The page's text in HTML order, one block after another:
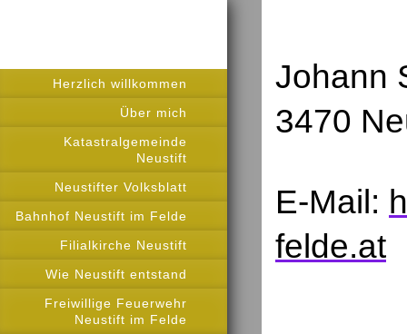
Herzlich willkommen
Über mich
Katastralgemeinde
Neustift
Neustifter Volksblatt
Bahnhof Neustift im Felde
Filialkirche Neustift
Wie Neustift entstand
Freiwillige Feuerwehr
Neustift im Felde
Johann
3470
E-Mail:
felde.at